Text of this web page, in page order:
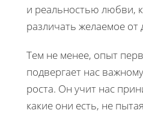
и реальностью любви,
различать желаемое от
Тем не менее, опыт
подвергает нас
роста. Он учит нас
какие они есть, не